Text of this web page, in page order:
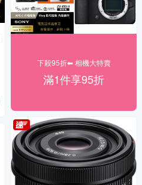
下殺95折⬅︎ 相機大特賣
滿1件享95折